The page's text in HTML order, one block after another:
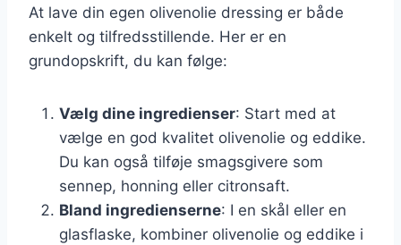
At lave din egen olivenolie dressing er både
enkelt og tilfredsstillende. Her er en
grundopskrift, du kan følge:
Vælg dine ingredienser: Start med at
vælge en god kvalitet olivenolie og eddike.
Du kan også tilføje smagsgivere som
sennep, honning eller citronsaft.
Bland ingredienserne: I en skål eller en
glasflaske, kombiner olivenolie og eddike i